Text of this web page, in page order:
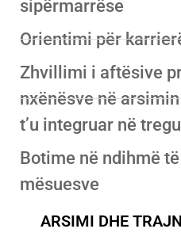
sipërmarrëse
Orientimi për
Zhvillimi i aftësive
nxënësve në
t’u integruar në
Botime në ndihmë
mësuesve
ARSIMI DHE